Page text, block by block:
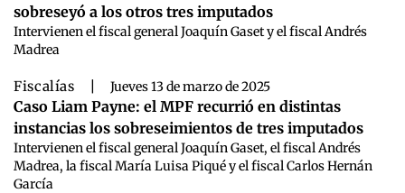
sobreseyó a los otros tres imputados
Intervienen el fiscal general Joaquín Gaset y el fiscal Andrés
Madrea
Fiscalías Jueves 13 de marzo de 2025
Caso Liam Payne: el MPF recurrió en distintas
instancias los sobreseimientos de tres imputados
Intervienen el fiscal general Joaquín Gaset, el fiscal Andrés
Madrea, la fiscal María Luisa Piqué y el fiscal Carlos Hernán
García